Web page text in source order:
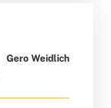
Gero Weidlich